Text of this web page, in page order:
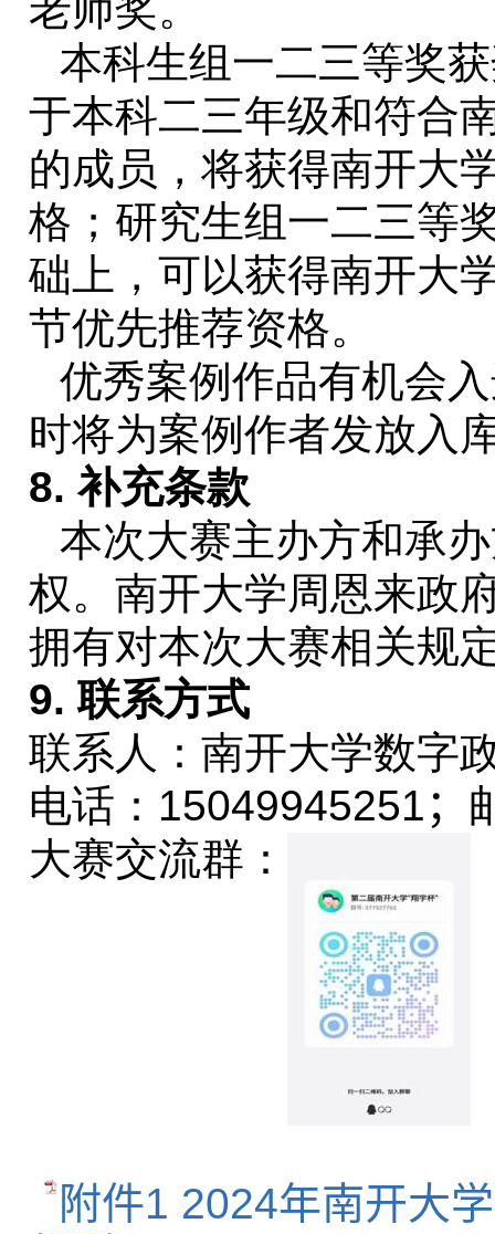
本科生组一二三等奖
于本科二三年级和符合
的成员，将获得南开大
格；研究生组一二三等
础上，可以获得南开大
节优先推荐资格。
优秀案例作品有机会
时将为案例作者发放入
8.补充条款
本次大赛主办方和承
权。南开大学周恩来政
拥有对本次大赛相关规
9.联系方式
联系人：南开大学数字
电话： 15049945251；
大赛交流群：
附件1 2024年南开大